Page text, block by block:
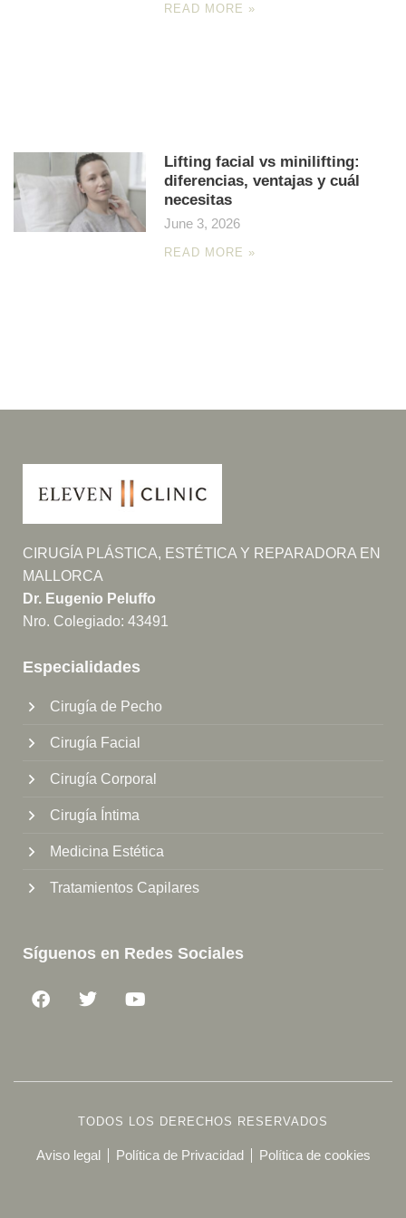
READ MORE »
Lifting facial vs minilifting:
diferencias, ventajas y cuál
necesitas
June 3, 2026
READ MORE »
CIRUGÍA PLÁSTICA, ESTÉTICA Y REPARADORA EN
MALLORCA
Dr. Eugenio Peluffo
Nro. Colegiado: 43491
Especialidades
Cirugía de Pecho
Cirugía Facial
Cirugía Corporal
Cirugía Íntima
Medicina Estética
Tratamientos Capilares
Síguenos en Redes Sociales
TODOS LOS DERECHOS RESERVADOS
Aviso legal Política de Privacidad Política de cookies